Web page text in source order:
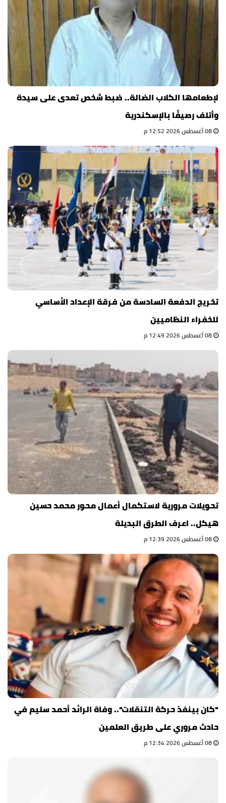
لإطعامها الكلاب الضالة.. ضبط شخص تعدى على سيدة
وأتلف رصيفًا بالإسكندرية
تخريج الدفعة السادسة من فرقة الإعداد الأساسي
للخفراء النظاميين
تحويلات مرورية لاستكمال أعمال محور محمد حسين
هيكل.. اعرف الطرق البديلة
"كان بينفذ حركة التنقلات".. وفاة الرائد أحمد سليم في
حادث مروري على طريق العلمين